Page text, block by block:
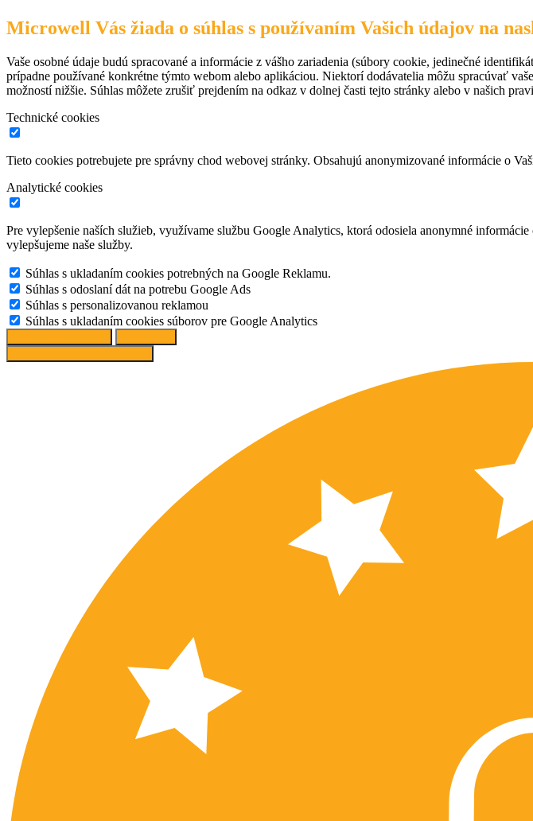
Microwell Vás žiada o súhlas s používaním Vašich údajov na
Vaše osobné údaje budú spracované a informácie z vášho zariadenia (súbory cookie, jedinečné
prípadne používané konkrétne týmto webom alebo aplikáciou. Niektorí dodávatelia môžu spracúvať
možností nižšie. Súhlas môžete zrušiť prejdením na odkaz v dolnej časti tejto stránky alebo v našich
Technické cookies
Tieto cookies potrebujete pre správny chod webovej stránky. Obsahujú anonymizované informácie o
Analytické cookies
Pre vylepšenie naších služieb, využívame službu Google Analytics, ktorá odosiela anonymné
vylepšujeme naše služby.
Súhlas s ukladaním cookies potrebných na Google Reklamu.
Súhlas s odoslaní dát na potrebu Google Ads
Súhlas s personalizovanou reklamou
Súhlas s ukladaním cookies súborov pre Google Analytics